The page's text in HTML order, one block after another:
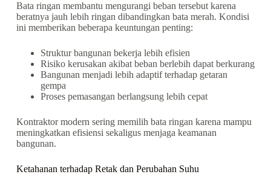
Bata ringan membantu mengurangi beban tersebut karena
beratnya jauh lebih ringan dibandingkan bata merah. Kondisi
ini memberikan beberapa keuntungan penting:
Struktur bangunan bekerja lebih efisien
Risiko kerusakan akibat beban berlebih dapat berkurang
Bangunan menjadi lebih adaptif terhadap getaran
gempa
Proses pemasangan berlangsung lebih cepat
Kontraktor modern sering memilih bata ringan karena mampu
meningkatkan efisiensi sekaligus menjaga keamanan
bangunan.
Ketahanan terhadap Retak dan Perubahan Suhu